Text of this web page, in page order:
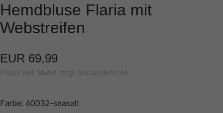
Hemdbluse Flaria mit
Webstreifen
EUR 69,99
Preise inkl. MwSt. zzgl. Versandkosten
Farbe: 60032-seasalt